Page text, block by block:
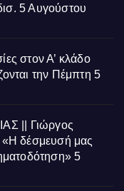
5 Αυγούστου
στον Α’ κλάδο
την Πέμπτη 5
|| Γιώργος
«Η δέσμευσή μας
5